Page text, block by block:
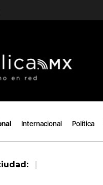
Internacional Política
|